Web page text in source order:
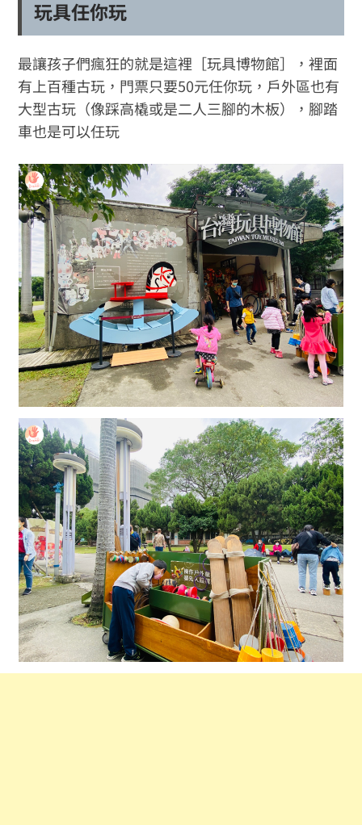
玩具任你玩
最讓孩子們瘋狂的就是這裡［玩具博物館］，裡面
有上百種古玩，門票只要50元任你玩，戶外區也有
大型古玩（像踩高橇或是二人三腳的木板），腳踏
車也是可以任玩